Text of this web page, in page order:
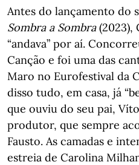
Antes do lançamento do
Sombra a Sombra(2023),
“andava” por aí.
Canção e foi uma das
Maro no Eurofestival da
disso tudo, em casa, já
que ouviu do seu pai,
produtor, que sempre
Fausto. As camadas e
estreia de Carolina